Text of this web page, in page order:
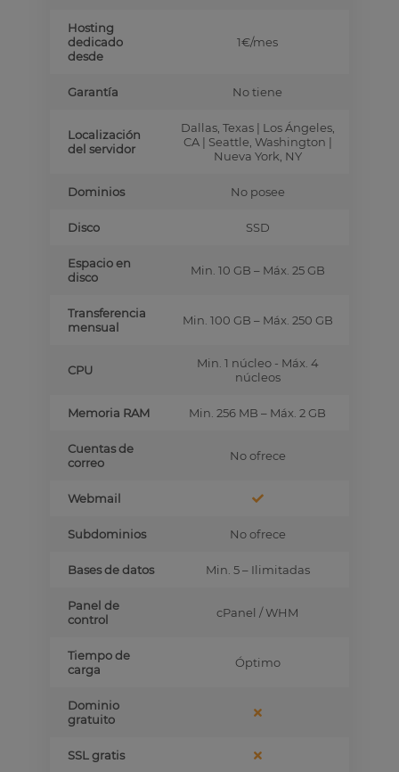
Hosting
dedicado
desde
1€/mes
Garantía No tiene
Localización
del servidor
Dallas, Texas | Los Ángeles,
CA | Seattle, Washington |
Nueva York, NY
Dominios No posee
Disco SSD
Espacio en
disco
Min. 10 GB – Máx. 25 GB
Transferencia
mensual
Min. 100 GB – Máx. 250 GB
CPU
Min. 1 núcleo - Máx. 4
núcleos
Memoria RAM Min. 256 MB – Máx. 2 GB
Cuentas de
correo
No ofrece
Webmail
Subdominios No ofrece
Bases de datos Min. 5 – Ilimitadas
Panel de
control
cPanel / WHM
Tiempo de
carga
Óptimo
Dominio
gratuito
SSL gratis